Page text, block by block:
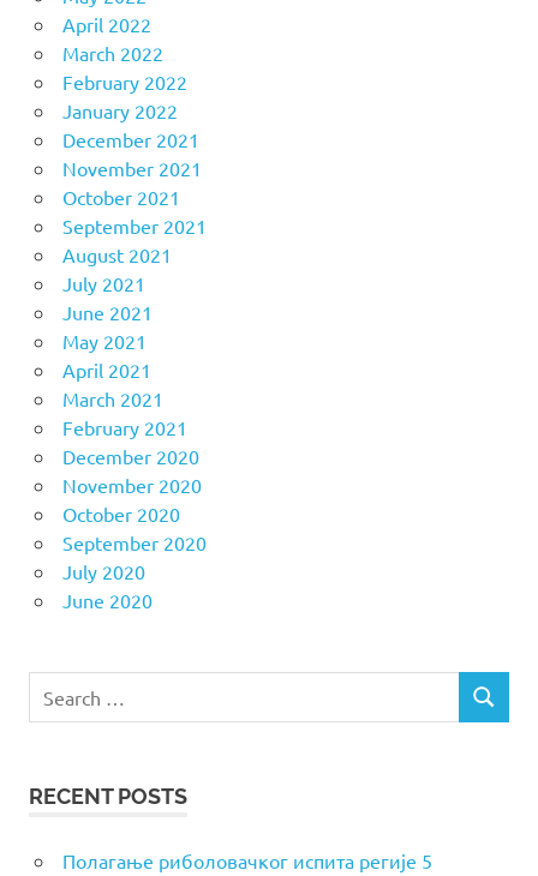
April 2022
March 2022
February 2022
January 2022
December 2021
November 2021
October 2021
September 2021
August 2021
July 2021
June 2021
May 2021
April 2021
March 2021
February 2021
December 2020
November 2020
October 2020
September 2020
July 2020
June 2020
for:
SEARCH
RECENT POSTS
Полагање риболовачког испита регије 5